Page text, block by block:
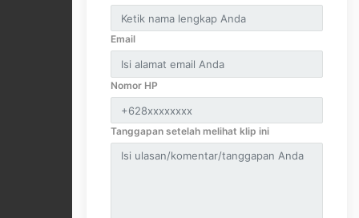
Email
Nomor HP
Tanggapan setelah melihat klip ini